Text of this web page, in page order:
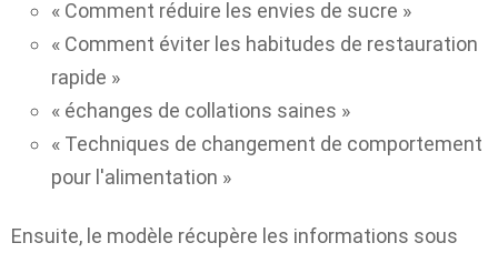
« Comment réduire les envies de sucre »
« Comment éviter les habitudes de restauration
rapide »
« échanges de collations saines »
« Techniques de changement de comportement
pour l'alimentation »
Ensuite, le modèle récupère les informations sous